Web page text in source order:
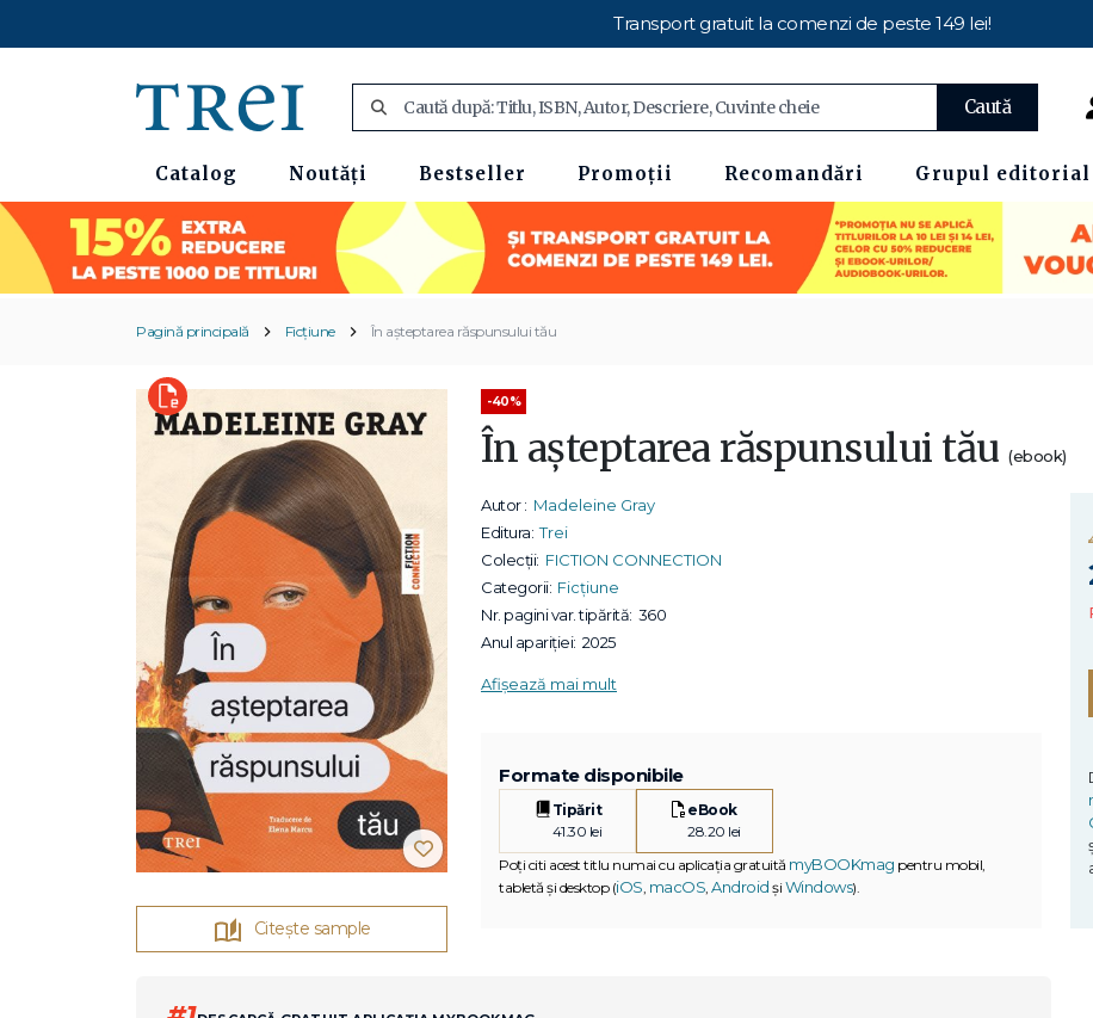
Transport gratuit la comenzi de peste 149 lei!
Caută
Catalog Noutăți Bestseller Promoții Recomandări Grupul
Pagină principală Ficțiune În așteptarea răspunsului tău
Citește sample
-40%
În așteptarea răspunsului tău (ebook)
Autor : Madeleine Gray
Editura: Trei
Colecții: FICTION CONNECTION
Categorii: Ficțiune
Nr. pagini var. tipărită: 360
Anul apariției: 2025
Afișează mai mult
Formate disponibile
Tipărit
41.30 lei
eBook
28.20 lei
Poți citi acest titlu numai cu aplicația gratuită myBOOKmag pentru mobil,
tabletă și desktop (iOS macOS Android și Windows).